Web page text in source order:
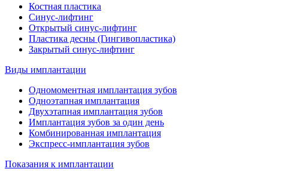
Костная пластика
Синус-лифтинг
Открытый синус-лифтинг
Пластика десны (Гингивопластика)
Закрытый синус-лифтинг
Виды имплантации
Одномоментная имплантация зубов
Одноэтапная имплантация
Двухэтапная имплантация зубов
Имплантация зубов за один день
Комбинированная имплантация
Экспресс-имплантация зубов
Показания к имплантации